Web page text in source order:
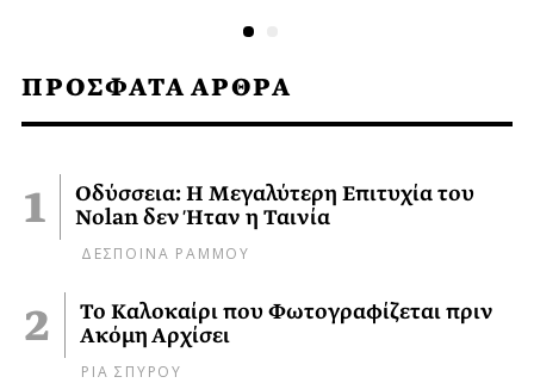
ΠΡΟΣΦΑΤΑ ΑΡΘΡΑ
Οδύσσεια: Η Μεγαλύτερη Επιτυχία του
Nolan δεν Ήταν η Ταινία
ΔΕΣΠΟΙΝΑ ΡΑΜΜΟΥ
Το Καλοκαίρι που Φωτογραφίζεται πριν
Ακόμη Αρχίσει
ΡΙΑ ΣΠΥΡΟΥ